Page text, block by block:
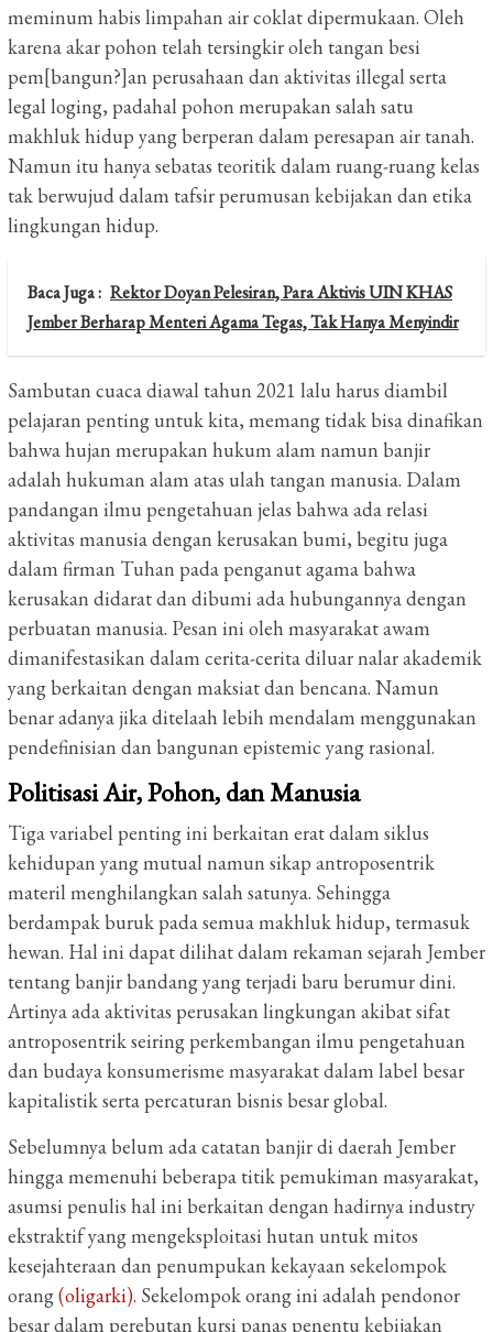
meminum habis limpahan air coklat dipermukaan. Oleh
karena akar pohon telah tersingkir oleh tangan besi
pem[bangun?]an perusahaan dan aktivitas illegal serta
legal loging, padahal pohon merupakan salah satu
makhluk hidup yang berperan dalam peresapan air tanah.
Namun itu hanya sebatas teoritik dalam ruang-ruang kelas
tak berwujud dalam tafsir perumusan kebijakan dan etika
lingkungan hidup.
Baca Juga : Rektor Doyan Pelesiran, Para Aktivis UIN KHAS
Jember Berharap Menteri Agama Tegas, Tak Hanya Menyindir
Sambutan cuaca diawal tahun 2021 lalu harus diambil
pelajaran penting untuk kita, memang tidak bisa dinafikan
bahwa hujan merupakan hukum alam namun banjir
adalah hukuman alam atas ulah tangan manusia. Dalam
pandangan ilmu pengetahuan jelas bahwa ada relasi
aktivitas manusia dengan kerusakan bumi, begitu juga
dalam firman Tuhan pada penganut agama bahwa
kerusakan didarat dan dibumi ada hubungannya dengan
perbuatan manusia. Pesan ini oleh masyarakat awam
dimanifestasikan dalam cerita-cerita diluar nalar akademik
yang berkaitan dengan maksiat dan bencana. Namun
benar adanya jika ditelaah lebih mendalam menggunakan
pendefinisian dan bangunan epistemic yang rasional.
Politisasi Air, Pohon, dan Manusia
Tiga variabel penting ini berkaitan erat dalam siklus
kehidupan yang mutual namun sikap antroposentrik
materil menghilangkan salah satunya. Sehingga
berdampak buruk pada semua makhluk hidup, termasuk
hewan. Hal ini dapat dilihat dalam rekaman sejarah Jember
tentang banjir bandang yang terjadi baru berumur dini.
Artinya ada aktivitas perusakan lingkungan akibat sifat
antroposentrik seiring perkembangan ilmu pengetahuan
dan budaya konsumerisme masyarakat dalam label besar
kapitalistik serta percaturan bisnis besar global.
Sebelumnya belum ada catatan banjir di daerah Jember
hingga memenuhi beberapa titik pemukiman masyarakat,
asumsi penulis hal ini berkaitan dengan hadirnya industry
ekstraktif yang mengeksploitasi hutan untuk mitos
kesejahteraan dan penumpukan kekayaan sekelompok
orang(oligarki). Sekelompok orang ini adalah pendonor
besar dalam perebutan kursi panas penentu kebijakan